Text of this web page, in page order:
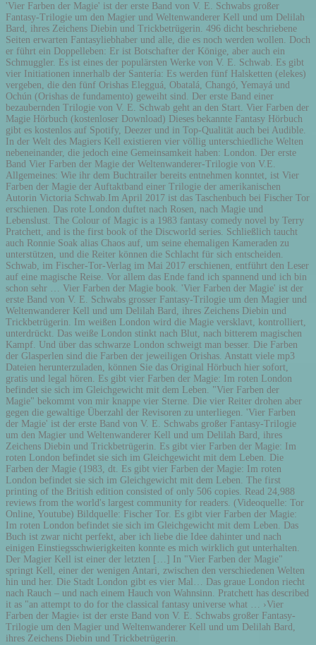
'Vier Farben der Magie' ist der erste Band von V. E. Schwabs großer
Fantasy-Trilogie um den Magier und Weltenwanderer Kell und um Delilah
Bard, ihres Zeichens Diebin und Trickbetrügerin. 496 dicht beschriebene
Seiten erwarten Fantasyliebhaber und alle, die es noch werden wollen. Doch
er führt ein Doppelleben: Er ist Botschafter der Könige, aber auch ein
Schmuggler. Es ist eines der populärsten Werke von V. E. Schwab. Es gibt
vier Initiationen innerhalb der Santería: Es werden fünf Halsketten (elekes)
vergeben, die den fünf Orishas Elegguá, Obatalá, Changó, Yemayá und
Ochún (Orishas de fundamento) geweiht sind. Der erste Band einer
bezaubernden Trilogie von V. E. Schwab geht an den Start. Vier Farben der
Magie Hörbuch (kostenloser Download) Dieses bekannte Fantasy Hörbuch
gibt es kostenlos auf Spotify, Deezer und in Top-Qualität auch bei Audible.
In der Welt des Magiers Kell existieren vier völlig unterschiedliche Welten
nebeneinander, die jedoch eine Gemeinsamkeit haben: London. Der erste
Band Vier Farben der Magie der Weltenwanderer-Trilogie von V.E.
Allgemeines: Wie ihr dem Buchtrailer bereits entnehmen konntet, ist Vier
Farben der Magie der Auftaktband einer Trilogie der amerikanischen
Autorin Victoria Schwab.Im April 2017 ist das Taschenbuch bei Fischer Tor
erschienen. Das rote London duftet nach Rosen, nach Magie und
Lebenslust. The Colour of Magic is a 1983 fantasy comedy novel by Terry
Pratchett, and is the first book of the Discworld series. Schließlich taucht
auch Ronnie Soak alias Chaos auf, um seine ehemaligen Kameraden zu
unterstützen, und die Reiter können die Schlacht für sich entscheiden.
Schwab, im Fischer-Tor-Verlag im Mai 2017 erschienen, entführt den Leser
auf eine magische Reise. Vor allem das Ende fand ich spannend und ich bin
schon sehr … Vier Farben der Magie book. 'Vier Farben der Magie' ist der
erste Band von V. E. Schwabs grosser Fantasy-Trilogie um den Magier und
Weltenwanderer Kell und um Delilah Bard, ihres Zeichens Diebin und
Trickbetrügerin. Im weißen London wird die Magie versklavt, kontrolliert,
unterdrückt. Das weiße London stinkt nach Blut, nach bitterem magischen
Kampf. Und über das schwarze London schweigt man besser. Die Farben
der Glasperlen sind die Farben der jeweiligen Orishas. Anstatt viele mp3
Dateien herunterzuladen, können Sie das Original Hörbuch hier sofort,
gratis und legal hören. Es gibt vier Farben der Magie: Im roten London
befindet sie sich im Gleichgewicht mit dem Leben. "Vier Farben der
Magie" bekommt von mir knappe vier Sterne. Die vier Reiter drohen aber
gegen die gewaltige Überzahl der Revisoren zu unterliegen. 'Vier Farben
der Magie' ist der erste Band von V. E. Schwabs großer Fantasy-Trilogie
um den Magier und Weltenwanderer Kell und um Delilah Bard, ihres
Zeichens Diebin und Trickbetrügerin. Es gibt vier Farben der Magie: Im
roten London befindet sie sich im Gleichgewicht mit dem Leben. Die
Farben der Magie (1983, dt. Es gibt vier Farben der Magie: Im roten
London befindet sie sich im Gleichgewicht mit dem Leben. The first
printing of the British edition consisted of only 506 copies. Read 24,988
reviews from the world's largest community for readers. (Videoquelle: Tor
Online, Youtube) Bildquelle: Fischer Tor. Es gibt vier Farben der Magie:
Im roten London befindet sie sich im Gleichgewicht mit dem Leben. Das
Buch ist zwar nicht perfekt, aber ich liebe die Idee dahinter und nach
einigen Einstiegsschwierigkeiten konnte es mich wirklich gut unterhalten.
Der Magier Kell ist einer der letzten […] In "Vier Farben der Magie"
springt Kell, einer der wenigen Antari, zwischen den verschiedenen Welten
hin und her. Die Stadt London gibt es vier Mal… Das graue London riecht
nach Rauch – und nach einem Hauch von Wahnsinn. Pratchett has described
it as "an attempt to do for the classical fantasy universe what … ›Vier
Farben der Magie‹ ist der erste Band von V. E. Schwabs großer Fantasy-
Trilogie um den Magier und Weltenwanderer Kell und um Delilah Bard,
ihres Zeichens Diebin und Trickbetrügerin.